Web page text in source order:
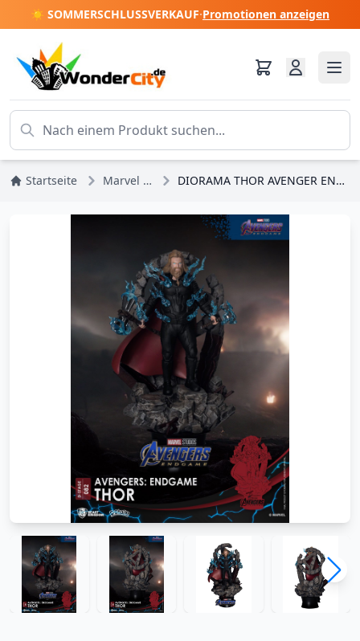
☀️ SOMMERSCHLUSSVERKAUF·Promotionen anzeigen
Startseite Marvel DC Comics DIORAMA THOR AVENGER ENDGAME – MARVEL D-STAGE